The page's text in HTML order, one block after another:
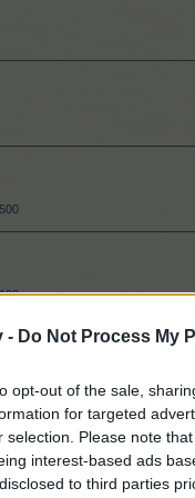
- Do Not Process My
opt-out of the sale,
for targeted
selection. Please note
interest-based ads
to third parties